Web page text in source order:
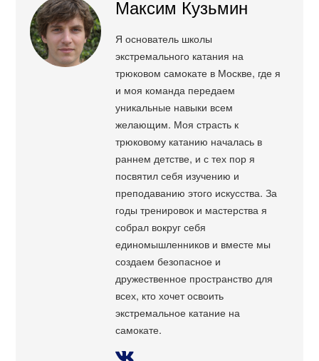
Максим Кузьмин
Я основатель школы
экстремального катания на
трюковом самокате в Москве, где я
и моя команда передаем
уникальные навыки всем
желающим. Моя страсть к
трюковому катанию началась в
раннем детстве, и с тех пор я
посвятил себя изучению и
преподаванию этого искусства. За
годы тренировок и мастерства я
собрал вокруг себя
единомышленников и вместе мы
создаем безопасное и
дружественное пространство для
всех, кто хочет освоить
экстремальное катание на
самокате.